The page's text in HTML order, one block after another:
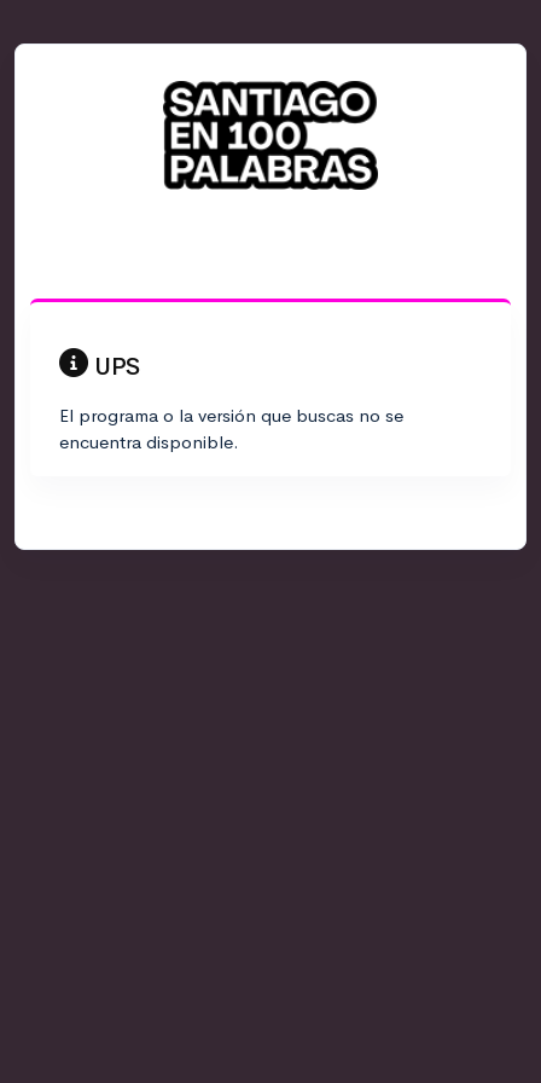
UPS
El programa o la versión que buscas no se
encuentra disponible.